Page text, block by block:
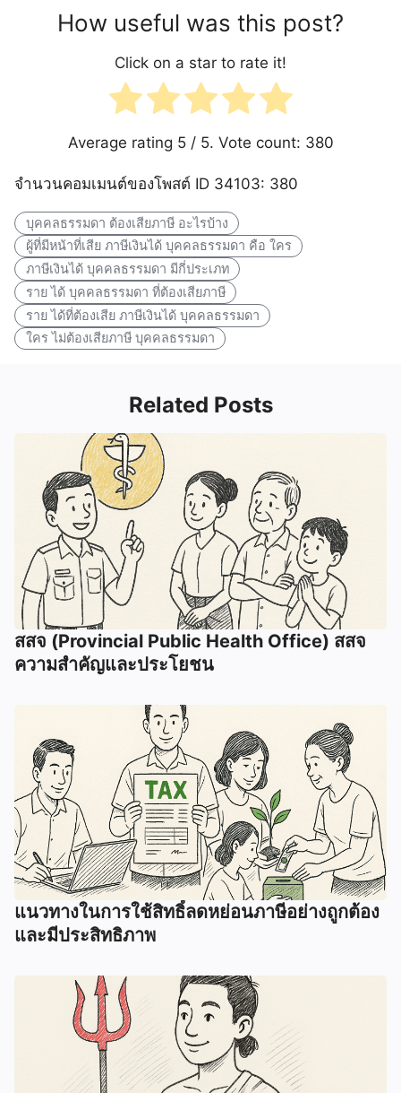
How useful was this post?
Click on a star to rate it!
Average rating 5/ 5. Vote count: 380
จำนวนคอมเมนต์ของโพสต์ ID 34103: 380
บุคคลธรรมดา ต้องเสียภาษี อะไรบ้าง
ผู้ที่มีหน้าที่เสีย ภาษีเงินได้ บุคคลธรรมดา คือ ใคร
ภาษีเงินได้ บุคคลธรรมดา มีกี่ประเภท
ราย ได้ บุคคลธรรมดา ที่ต้องเสียภาษี
ราย ได้ที่ต้องเสีย ภาษีเงินได้ บุคคลธรรมดา
ใคร ไม่ต้องเสียภาษี บุคคลธรรมดา
Related Posts
สสจ (Provincial Public Health Office) สสจ
ความสำคัญและประโยชน
แนวทางในการใช้สิทธิ์ลดหย่อนภาษีอย่างถูกต้อง
และมีประสิทธิภาพ